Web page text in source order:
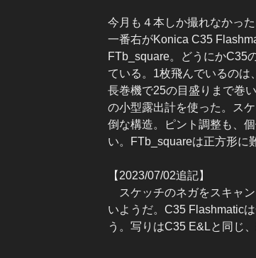
今月も４本しか撮れなかっ
一番右がKonica C35
FTb_square。どうにかC35
ている。1枚飛んでいるのは
長巻機で25の目盛りまで巻
の小型露出計を使った。ス
倒な構造。ピント調整も、
い。FTb_squareは正方形に
【2023/07/02追記】
スケッチのネガをスキャ
いようだ。C35 Flashmatic
う。写りはC35 E&Lと同じ